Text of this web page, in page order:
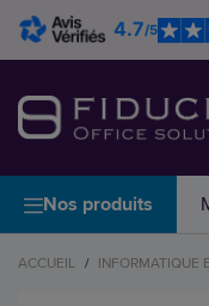
4.7/5
Nos produits
ACCUEIL / INFORMATIQUE